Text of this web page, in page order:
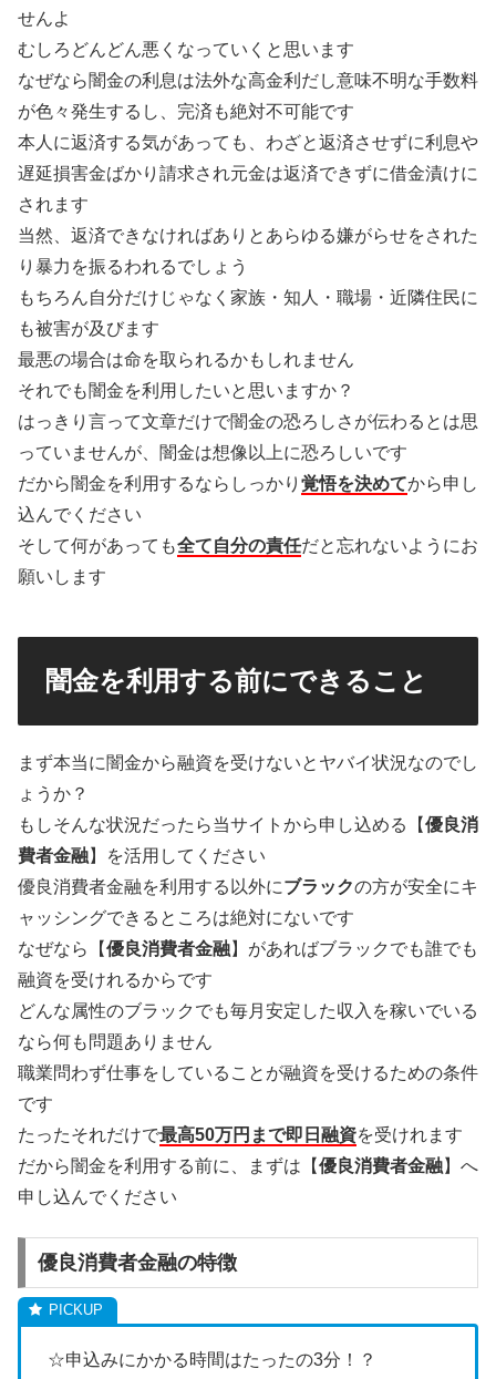
せんよ
むしろどんどん悪くなっていくと思います
なぜなら闇金の利息は法外な高金利だし意味不明な手数料
が色々発生するし、完済も絶対不可能です
本人に返済する気があっても、わざと返済させずに利息や
遅延損害金ばかり請求され元金は返済できずに借金漬けに
されます
当然、返済できなければありとあらゆる嫌がらせをされた
り暴力を振るわれるでしょう
もちろん自分だけじゃなく家族・知人・職場・近隣住民に
も被害が及びます
最悪の場合は命を取られるかもしれません
それでも闇金を利用したいと思いますか？
はっきり言って文章だけで闇金の恐ろしさが伝わるとは思
っていませんが、闇金は想像以上に恐ろしいです
だから闇金を利用するならしっかり 覚悟を決めてから申し
込んでください
そして何があっても全て自分の責任だと忘れないようにお
願いします
闇金を利用する前にできること
まず本当に闇金から融資を受けないとヤバイ状況なのでし
ょうか？
もしそんな状況だったら当サイトから申し込める【優良消
費者金融】を活用してください
優良消費者金融を利用する以外にブラックの方が安全にキ
ャッシングできるところは絶対にないです
なぜなら【優良消費者金融】があればブラックでも誰でも
融資を受けれるからです
どんな属性のブラックでも毎月安定した収入を稼いでいる
なら何も問題ありません
職業問わず仕事をしていることが融資を受けるための条件
です
たったそれだけで最高50万円まで即日融資を受けれます
だから闇金を利用する前に、まずは【優良消費者金融】へ
申し込んでください
優良消費者金融の特徴
☆申込みにかかる時間はたったの3分！？